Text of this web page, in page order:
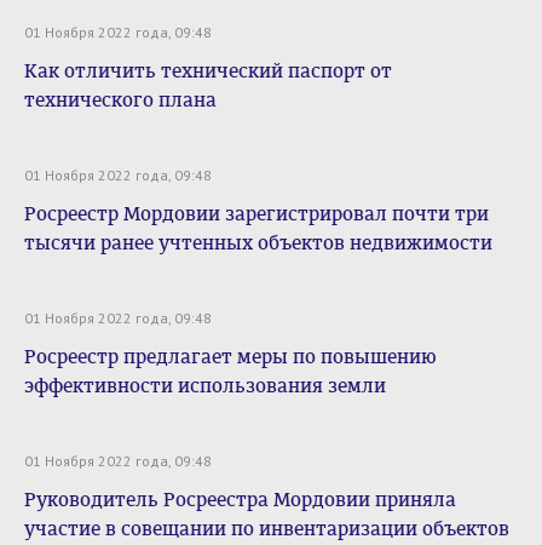
01 Ноября 2022 года, 09:48
Как отличить технический паспорт от
технического плана
01 Ноября 2022 года, 09:48
Росреестр Мордовии зарегистрировал почти три
тысячи ранее учтенных объектов недвижимости
01 Ноября 2022 года, 09:48
Росреестр предлагает меры по повышению
эффективности использования земли
01 Ноября 2022 года, 09:48
Руководитель Росреестра Мордовии приняла
участие в совещании по инвентаризации объектов